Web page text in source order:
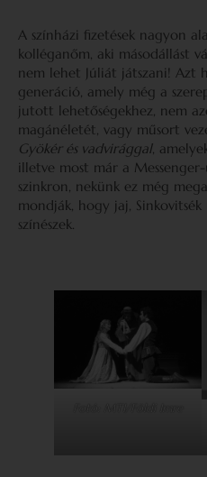
A színházi fizetések nagyon
kolléganőm, aki másodállást
nem lehet Júliát játszani! Azt
generáció, amely még a
jutott lehetőségekhez, nem
magánéletét, vagy műsort
Gyökér és vadvirággal,
illetve most már a
szinkron, nekünk ez még
mondják, hogy jaj,
színészek.